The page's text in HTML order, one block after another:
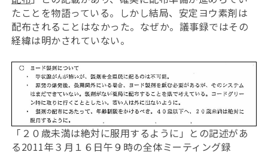
たことを物語っている。しかし結局、安定ヨウ素剤は
配布されることはなかった。なぜか。議事録ではその
経緯は明かされていない。
「２０歳未満は絶対に服用するように」との記述があ
る2011年３月１６日午９時の全体ミーティング録